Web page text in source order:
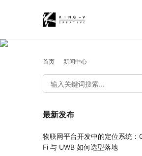
首页 新闻中心
最新发布
物联网平台开发中的定位系统：
Fi 与 UWB 如何选型落地